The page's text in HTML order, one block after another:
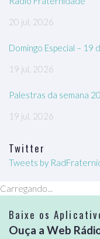
20 jul, 2026
Domingo Especial – 19
19 jul, 2026
Palestras da semana
19 jul, 2026
Twitter
Tweets by
Carregando...
Baixe os
Ouça a Web